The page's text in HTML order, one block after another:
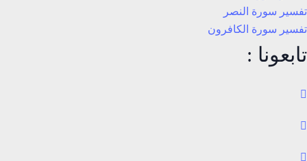
تفسير سورة النصر
تفسير سورة الكافرون
تابعونا :